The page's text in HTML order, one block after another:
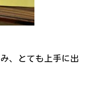
、とても上手に出